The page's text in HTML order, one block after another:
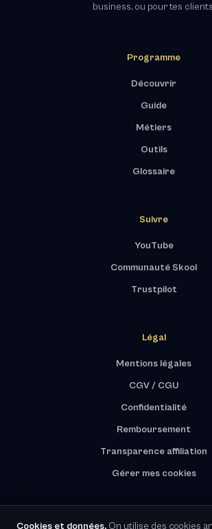
business, ou pour tes
Programme
Découvrir
Guide
Métiers
Outils
Glossaire
Suivre
YouTube
Communauté Skool
Trustpilot
Légal
Mentions légales
CGV / CGU
Confidentialité
Remboursement
Transparence affiliation
Gérer mes cookies
Cookies et données. On utilise des cookies